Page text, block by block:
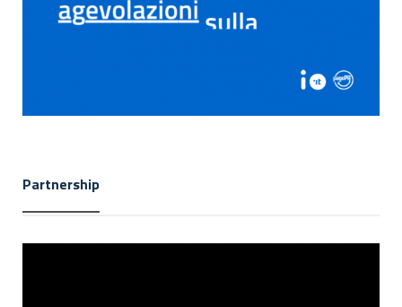
Partnership